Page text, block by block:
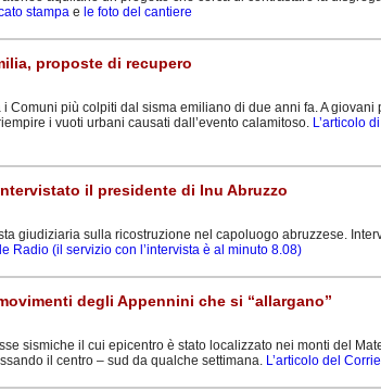
stampa e le foto del cantiere
proposte di recupero
i Comuni più colpiti dal sisma emiliano di due anni fa. A giovani
i vuoti urbani causati dall’evento calamitoso. L’articolo di
il presidente di Inu Abruzzo
giudiziaria sulla ricostruzione nel capoluogo abruzzese.
Radio (il servizio con l’intervista è al minuto 8.08)
degli Appennini che si “allargano”
sismiche il cui epicentro è stato localizzato nei monti del
il centro – sud da qualche settimana. L’articolo del